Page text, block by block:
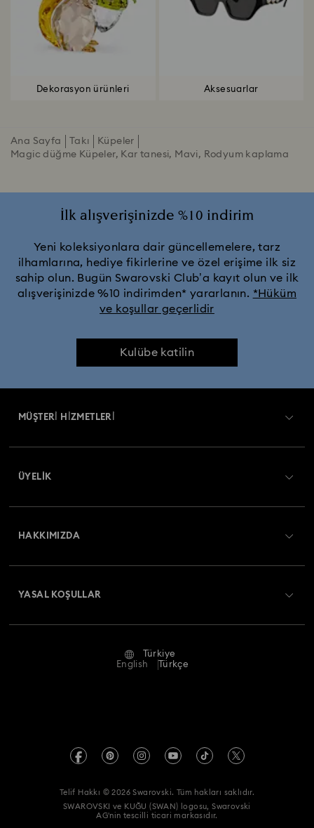
Dekorasyon ürünleri Aksesuarlar
Ana Sayfa Takı
Küpeler
Magic düğme Küpeler, Kar tanesi, Mavi, Rodyum kaplama
İlk alışverişinizde %10 indirim
Yeni koleksiyonlara dair güncellemelere, tarz
ilhamlarına, hediye fikirlerine ve özel erişime ilk siz
sahip olun. Bugün Swarovski Club’a kayıt olun ve ilk
alışverişinizde %10 indirimden* yararlanın. *Hüküm
ve koşullar geçerlidir
Kulübe katilin
MÜŞTERİ HİZMETLERİ
Bize Ulaşın
Ölçü rehberi
ÜYELIK
HAKKIMIZDA
Code of Conduct & Policies
YASAL KOŞULLAR
Ön bilgilendirme koşulları
REACH hakkında bilgi
Türkiye
English
Türkçe
Telif Hakkı © 2026 Swarovski. Tüm hakları saklıdır.
SWAROVSKI ve KUĞU (SWAN) logosu, Swarovski
AG'nin tescilli ticari markasıdır.